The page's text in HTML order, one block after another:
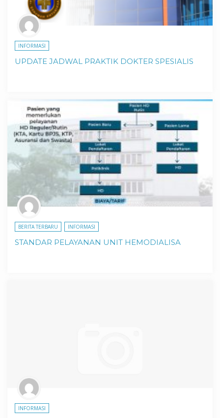
INFORMASI
UPDATE JADWAL PRAKTIK DOKTER SPESIALIS
BERITA TERBARU INFORMASI
STANDAR PELAYANAN UNIT HEMODIALISA
INFORMASI